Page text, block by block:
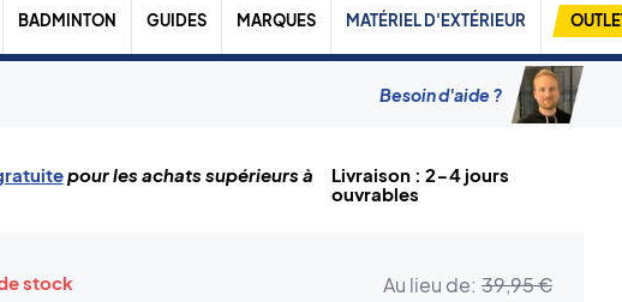
BADMINTON GUIDES MARQUES MATÉRIEL D'EXTÉRIEUR
Besoin d'aide ?
pour les achats supérieurs à
Livraison : 2-4 jours
ouvrables
stock Au lieu de: 39,95 €